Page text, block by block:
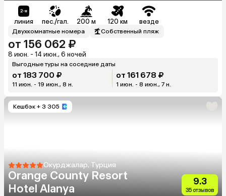
линия пес./гал. 200 м 120 км везде
Двухкомнатные номера Собственный пляж
от 156 062 ₽
8 июн. - 14 июн., 6 ночей
Выгодные туры на соседние даты
от 183 700 ₽
11 июн. - 19 июн., 8 н.
от 161 678 ₽
1 июн. - 8 июн., 7 н.
Кешбэк + 3 305
Окурджалар, Турция
Orange County Resort
Hotel Alanya
9.3
35 отзывов